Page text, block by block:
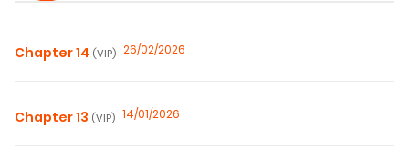
Chapter 14 (VIP) 26/02/2026
Chapter 13 (VIP) 14/01/2026